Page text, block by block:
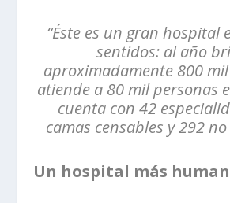
“Éste es un gran hospital
sentidos: al año
aproximadamente 800
atiende a 80 mil personas
cuenta con 42
camas censables y 292 no
Un hospital más